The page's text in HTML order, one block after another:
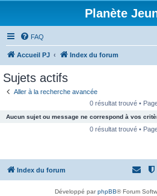
Planète
FAQ
Accueil PJ Index du forum
Sujets actifs
Aller à la recherche avancée
0 résultat trouvé •
Aucun sujet ou message ne correspond à vos
0 résultat trouvé •
Index du forum
Développé parphpBB® Forum